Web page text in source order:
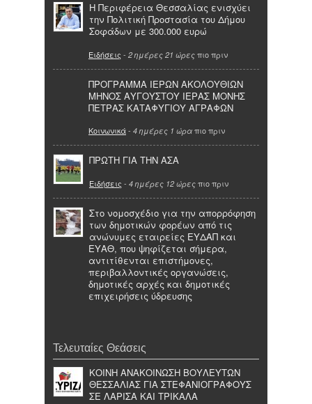
Η Περιφέρεια Θεσσαλίας ενισχύει
την Πολιτική Προστασία του Δήμου
Σοφάδων με 300.000 ευρώ
Ειδήσεις - 2 ημέρες 21 ώρες πιο πριν
ΠΡΟΓΡΑΜΜΑ ΙΕΡΩΝ ΑΚΟΛΟΥΘΙΩΝ
ΜΗΝΟΣ ΑΥΓΟΥΣΤΟΥ ΙΕΡΑΣ ΜΟΝΗΣ
ΠΕΤΡΑΣ ΚΑΤΑΦΥΓΙΟΥ ΑΓΡΑΦΩΝ
Κοινωνικά- 4 ημέρες 1 ώρα πιο πριν
ΠΡΩΤΗ ΓΙΑ ΤΗΝ ΑΣΑ
Ειδήσεις - 4 ημέρες 12 ώρες πιο πριν
Στο νομοσχέδιο για την απορρόφηση
των δημοτικών φορέων από τις
ανώνυμες εταιρείες ΕΥΔΑΠ και
ΕΥΑΘ, που ψηφίζεται σήμερα,
αντιτίθενται επιστήμονες,
περιβαλλοντικές οργανώσεις,
δημοτικές αρχές και δημοτικές
επιχειρήσεις ύδρευσης
Τελευταίες Θεάσεις
ΚΟΙΝΗ ΑΝΑΚΟΙΝΩΣΗ ΒΟΥΛΕΥΤΩΝ
ΘΕΣΣΑΛΙΑΣ ΓΙΑ ΣΤΕΦΑΝΙΟΓΡΑΦΟΥΣ
ΣΕ ΛΑΡΙΣΑ ΚΑΙ ΤΡΙΚΑΛΑ